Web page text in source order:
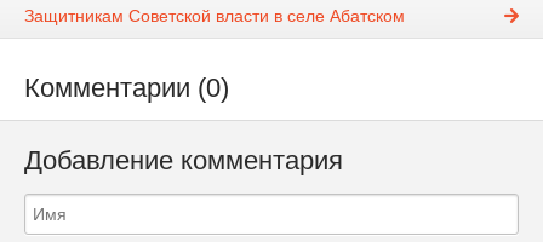
Защитникам Советской власти в селе Абатском
Комментарии (0)
Добавление комментария